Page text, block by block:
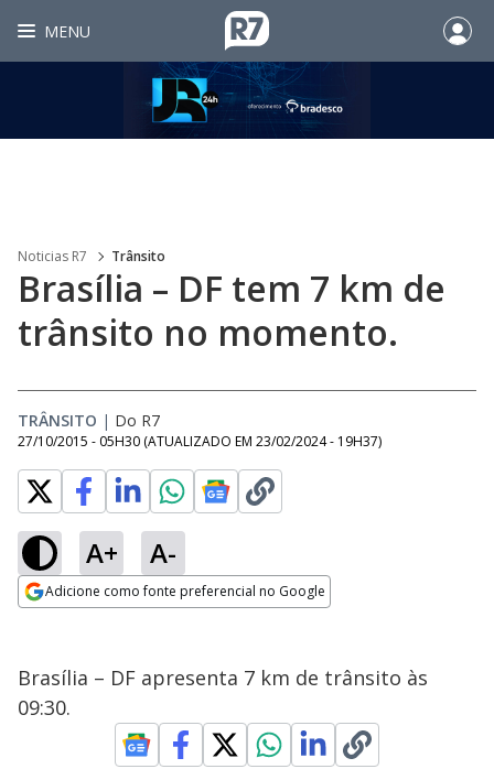
MENU
Noticias R7 Trânsito
Brasília – DF tem 7 km de
trânsito no momento.
TRÂNSITO | Do R7
27/10/2015 - 05H30 (ATUALIZADO EM 23/02/2024 - 19H37)
A+ A-
Adicione como fonte preferencial no Google
Brasília – DF apresenta 7 km de trânsito às
09:30.